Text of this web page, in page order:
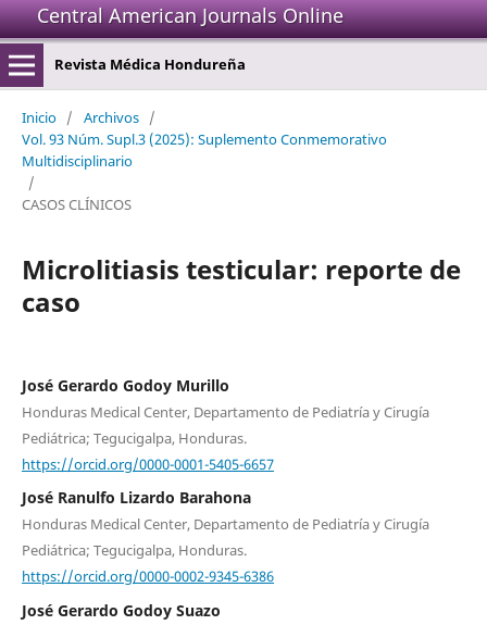
Central American Journals Online
Revista Médica Hondureña
Inicio / Archivos /
Vol. 93 Núm. Supl.3 (2025): Suplemento Conmemorativo
Multidisciplinario
/
CASOS CLÍNICOS
Microlitiasis testicular: reporte de
caso
José Gerardo Godoy Murillo
Honduras Medical Center, Departamento de Pediatría y Cirugía
Pediátrica; Tegucigalpa, Honduras.
https://orcid.org/0000-0001-5405-6657
José Ranulfo Lizardo Barahona
Honduras Medical Center, Departamento de Pediatría y Cirugía
Pediátrica; Tegucigalpa, Honduras.
https://orcid.org/0000-0002-9345-6386
José Gerardo Godoy Suazo